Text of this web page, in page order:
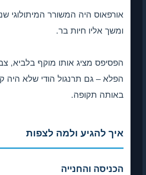
אורפאוס היה המשורר המיתולוגי שניגן
ומשך אליו חיות בר.
הפסיפס מציג אותו מוקף בלביא, צבי,
הפלא – גם תרנגול הודי שלא היה קיים
באותה תקופה.
איך להגיע ולמה לצפות
הכניסה והחנייה